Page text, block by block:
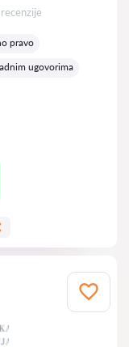
pravo
ugovorima